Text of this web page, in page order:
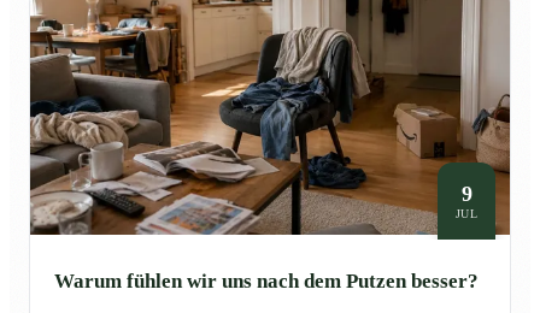
9
JUL
Warum fühlen wir uns nach dem Putzen besser?